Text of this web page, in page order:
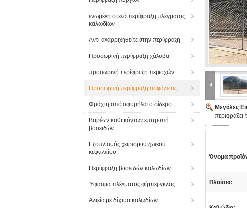
ενωμένη στενά περίφραξη πλέγματος
καλωδίων
Αντι αναρριχηθείτε στην περίφραξη
Προσωρινή περίφραξη χάλυβα
προσωρινή περίφραξη περιοχών
Προσωρινή περίφραξη ασφάλειας
Φράχτη από σφυρήλατο σίδερο
Βαρέων καθηκόντων επιτροπή
βοοειδών
Εξοπλισμός χειρισμού ζωικού
κεφαλαίου
Περίφραξη βοοειδών καλωδίων
Ύφασμα πλέγματος φίμπεργκλας
Αλιεία με δίχτυα καλωδίων
Μεγάλες
περιφράζει
Όνομα
Πλαίσιο: